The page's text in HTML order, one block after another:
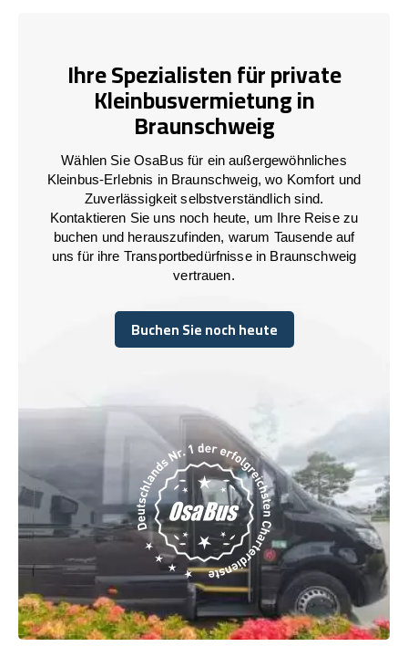
Ihre Spezialisten für private
Kleinbusvermietung in
Braunschweig
Wählen Sie OsaBus für ein außergewöhnliches
Kleinbus-Erlebnis in Braunschweig, wo Komfort und
Zuverlässigkeit selbstverständlich sind.
Kontaktieren Sie uns noch heute, um Ihre Reise zu
buchen und herauszufinden, warum Tausende auf
uns für ihre Transportbedürfnisse in Braunschweig
vertrauen.
Buchen Sie noch heute
Buchen Sie noch heute